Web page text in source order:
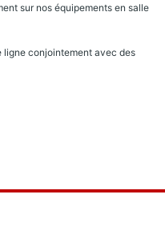
sur nos équipements en salle
ligne conjointement avec des